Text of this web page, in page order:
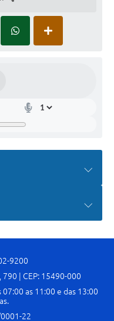
9200
| CEP: 15490-000
as 11:00 e das 13:00
22